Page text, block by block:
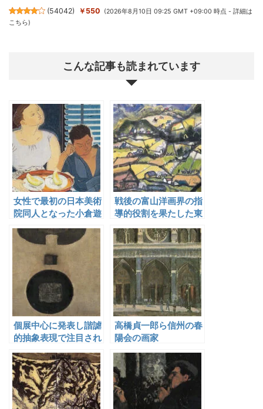
(54042) ￥550 (2026年8月10日 09:25 GMT +09:00 時点 -詳細は
こちら)
こんな記事も読まれています
女性で最初の日本美術
院同人となった小倉遊
戦後の富山洋画界の指
導的役割を果たした東
個展中心に発表し諧謔
的抽象表現で注目され
高橋貞一郎ら信州の春
陽会の画家